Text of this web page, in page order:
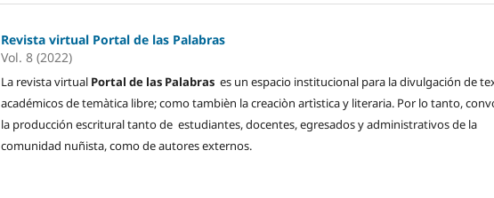
Revista virtual Portal de las Palabras
Vol. 8 (2022)
La revista virtual Portal de las Palabras es un espacio institucional para la divulgación de
académicos de temàtica libre; como tambièn la creaciòn artìstica y literaria. Por lo tanto,
la producción escritural tanto de estudiantes, docentes, egresados y administrativos de la
comunidad nuñista, como de autores externos.